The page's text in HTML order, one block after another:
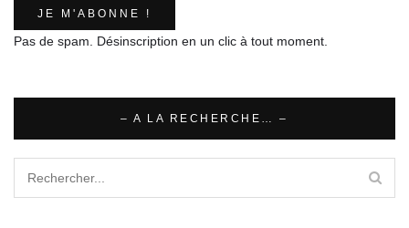
Pas de spam. Désinscription en un clic à tout moment.
– A LA RECHERCHE… –